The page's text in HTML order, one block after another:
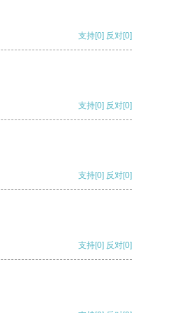
支持[0] 反对[0]
支持[0] 反对[0]
支持[0] 反对[0]
支持[0] 反对[0]